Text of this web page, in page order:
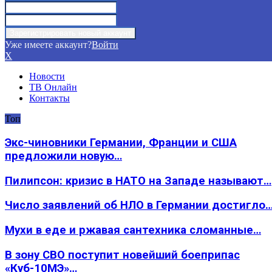
Уже имеете аккаунт?Войти
X
Новости
ТВ Онлайн
Контакты
Топ
Экс-чиновники Германии, Франции и США
предложили новую…
Пилипсон: кризис в НАТО на Западе называют…
Число заявлений об НЛО в Германии
Мухи в еде и ржавая сантехника сломанные…
В зону СВО поступит новейший боеприпас
«Куб-10МЭ»…